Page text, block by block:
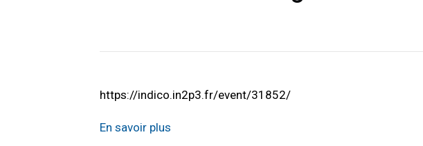
https://indico.in2p3.fr/event/31852/
En savoir plus